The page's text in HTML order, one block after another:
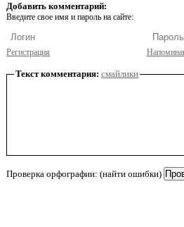
Добавить комментарий:
Введите свое имя и пароль на сайте:
Регистрация
Текст комментария: смайлики
Проверка орфографии: (найти ошибки)